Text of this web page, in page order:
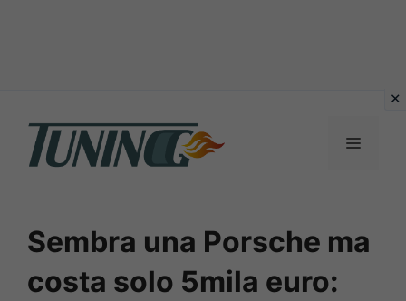
contenuto
Menu
Sembra una Porsche ma
costa solo 5mila euro: